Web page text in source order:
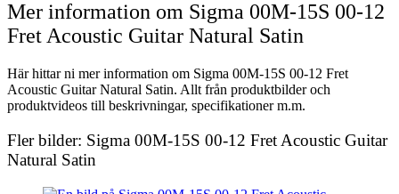
Mer information om Sigma 00M-15S 00-12
Fret Acoustic Guitar Natural Satin
Här hittar ni mer information om Sigma 00M-15S 00-12 Fret
Acoustic Guitar Natural Satin. Allt från produktbilder och
produktvideos till beskrivningar, specifikationer m.m.
Fler bilder: Sigma 00M-15S 00-12 Fret Acoustic Guitar
Natural Satin